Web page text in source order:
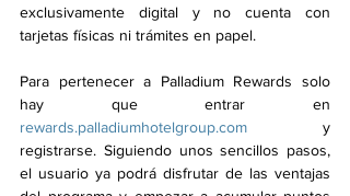
exclusivamente digital y no cuenta con
tarjetas físicas ni trámites en papel.
Para pertenecer a Palladium Rewards solo
rewards.palladiumhotelgroup.com y
registrarse. Siguiendo unos sencillos pasos,
el usuario ya podrá disfrutar de las ventajas